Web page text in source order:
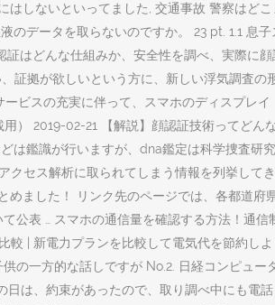
しないといってました, 交通事故 警察はど
データを取らないのですか。 23 pt. 1.1 息
はどんな仕組みか、安全性を調べ、実際に
拠が欲しいという方に、新しい浮気調査の
ビスの充実に伴って、スマホのディスプレイ
） 2019-02-21 【解説】顔認証技術ってどん
は鑑識が行いますが、dna鑑定は科学捜査研
セス解析に取られてしまう情報を列挙して
ました！ リンク先のページでは、各都道府
公表 … スマホの通信量を確認する方法！通
| 新電力プランを比較して電気代を節約し
の一方的な話しですが No.2. 日経コンピュー
は、約束があったので、取り調べ中にも電